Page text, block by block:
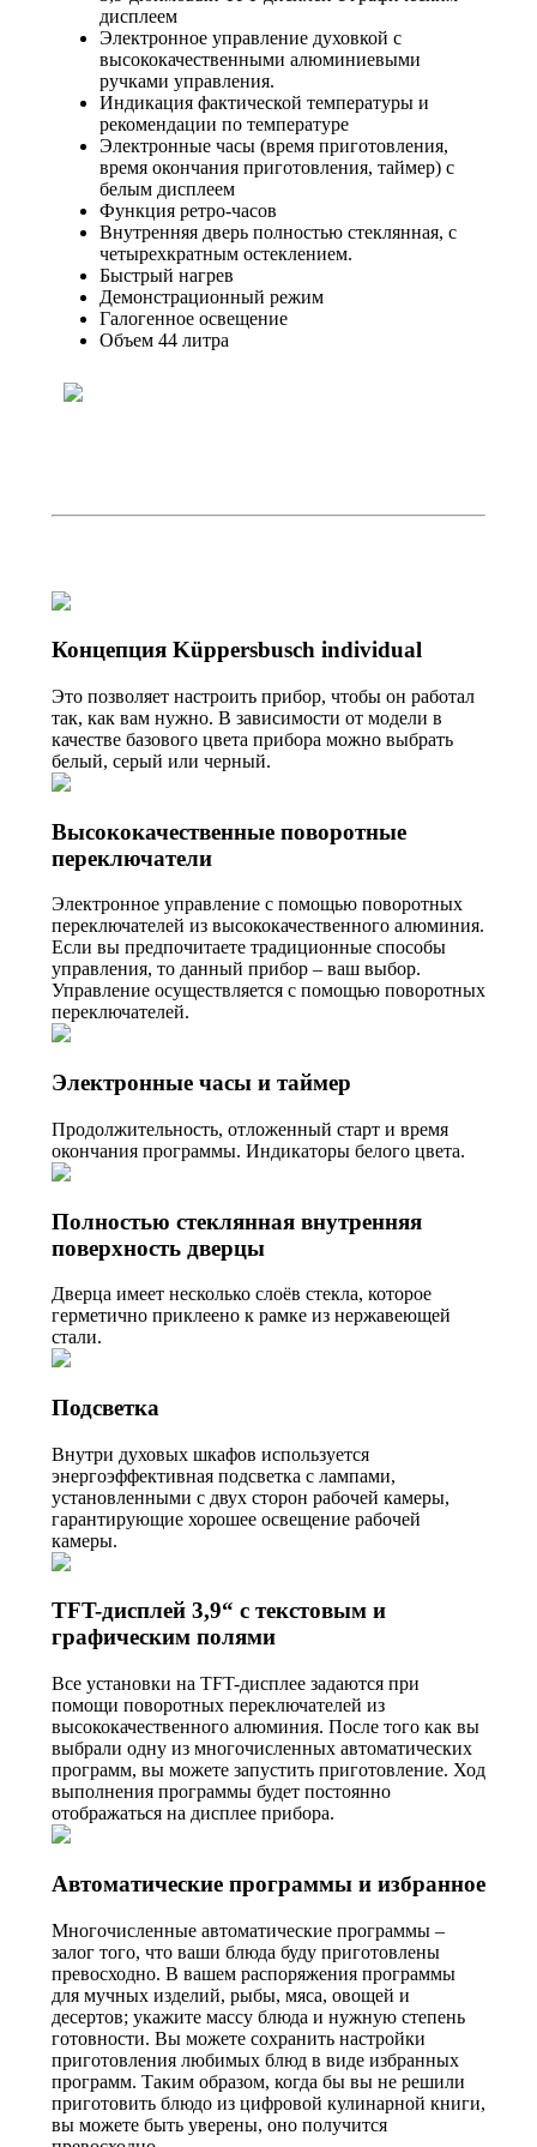
дисплеем
Электронное управление духовкой с
высококачественными алюминиевыми
ручками управления.
Индикация фактической температуры и
рекомендации по температуре
Электронные часы (время приготовления,
время окончания приготовления, таймер) с
белым дисплеем
Функция ретро-часов
Внутренняя дверь полностью стеклянная, с
четырехкратным остеклением.
Быстрый нагрев
Демонстрационный режим
Галогенное освещение
Объем 44 литра
Концепция Küppersbusch individual
Это позволяет настроить прибор, чтобы он работал
так, как вам нужно. В зависимости от модели в
качестве базового цвета прибора можно выбрать
белый, серый или черный.
Высококачественные поворотные
переключатели
Электронное управление с помощью поворотных
переключателей из высококачественного алюминия.
Если вы предпочитаете традиционные способы
управления, то данный прибор – ваш выбор.
Управление осуществляется с помощью поворотных
переключателей.
Электронные часы и таймер
Продолжительность, отложенный старт и время
окончания программы. Индикаторы белого цвета.
Полностью стеклянная внутренняя
поверхность дверцы
Дверца имеет несколько слоёв стекла, которое
герметично приклеено к рамке из нержавеющей
стали.
Подсветка
Внутри духовых шкафов используется
энергоэффективная подсветка с лампами,
установленными с двух сторон рабочей камеры,
гарантирующие хорошее освещение рабочей
камеры.
TFT-дисплей 3,9“ с текстовым и
графическим полями
Все установки на TFT-дисплее задаются при
помощи поворотных переключателей из
высококачественного алюминия. После того как вы
выбрали одну из многочисленных автоматических
программ, вы можете запустить приготовление. Ход
выполнения программы будет постоянно
отображаться на дисплее прибора.
Автоматические программы и избранное
Многочисленные автоматические программы –
залог того, что ваши блюда буду приготовлены
превосходно. В вашем распоряжения программы
для мучных изделий, рыбы, мяса, овощей и
десертов; укажите массу блюда и нужную степень
готовности. Вы можете сохранить настройки
приготовления любимых блюд в виде избранных
программ. Таким образом, когда бы вы не решили
приготовить блюдо из цифровой кулинарной книги,
вы можете быть уверены, оно получится